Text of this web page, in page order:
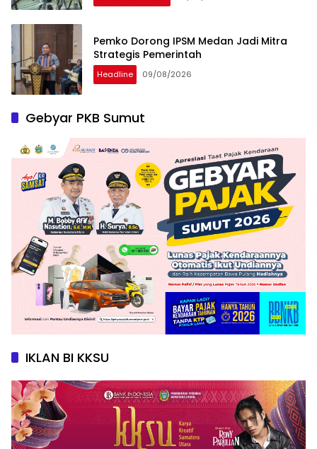
Pemko Dorong IPSM Medan Jadi Mitra
Strategis Pemerintah
Headline 09/08/2026
Gebyar PKB Sumut
IKLAN BI KKSU